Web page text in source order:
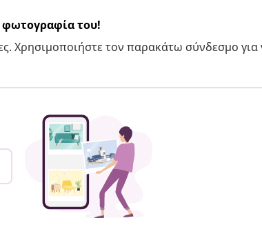
φωτογραφία του!
Χρησιμοποιήστε τον παρακάτω σύνδεσμο για